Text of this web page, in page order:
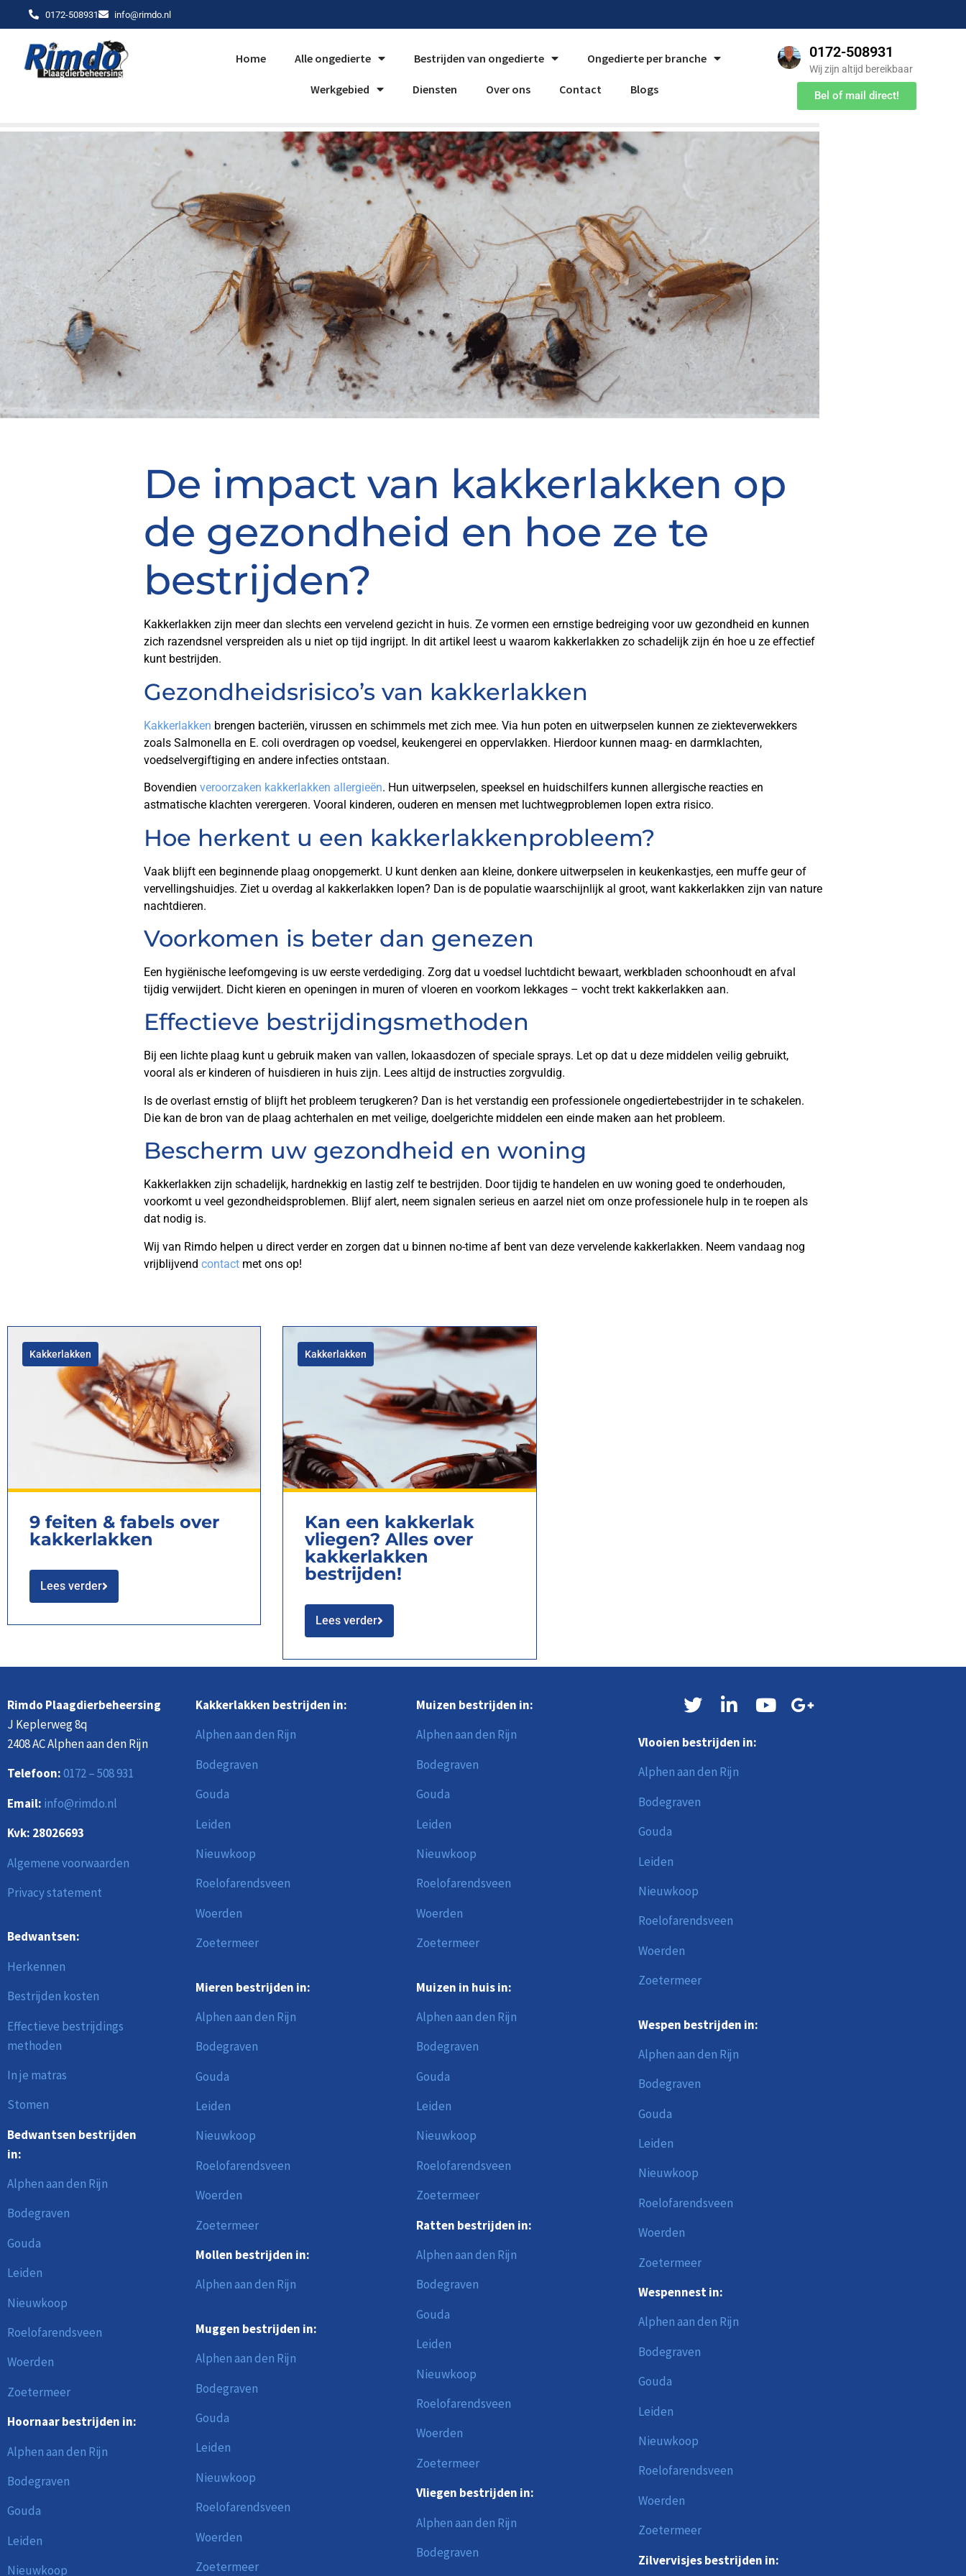
0172-508931 info@rimdo.nl
Home Alle ongedierte Bestrijden van ongedierte Ongedierte per branche
Werkgebied Diensten Over ons Contact Blogs
0172-508931
Wij zijn altijd bereikbaar
Bel of mail direct!
De impact van kakkerlakken op
de gezondheid en hoe ze te
bestrijden?
Kakkerlakken zijn meer dan slechts een vervelend gezicht in huis. Ze vormen een ernstige bedreiging voor uw gezondheid en kunnen
zich razendsnel verspreiden als u niet op tijd ingrijpt. In dit artikel leest u waarom kakkerlakken zo schadelijk zijn én hoe u ze effectief
kunt bestrijden.
Gezondheidsrisico’s van kakkerlakken
Kakkerlakken brengen bacteriën, virussen en schimmels met zich mee. Via hun poten en uitwerpselen kunnen ze ziekteverwekkers
zoals Salmonella en E. coli overdragen op voedsel, keukengerei en oppervlakken. Hierdoor kunnen maag- en darmklachten,
voedselvergiftiging en andere infecties ontstaan.
Bovendien veroorzaken kakkerlakken allergieën. Hun uitwerpselen, speeksel en huidschilfers kunnen allergische reacties en
astmatische klachten verergeren. Vooral kinderen, ouderen en mensen met luchtwegproblemen lopen extra risico.
Hoe herkent u een kakkerlakkenprobleem?
Vaak blijft een beginnende plaag onopgemerkt. U kunt denken aan kleine, donkere uitwerpselen in keukenkastjes, een muffe geur of
vervellingshuidjes. Ziet u overdag al kakkerlakken lopen? Dan is de populatie waarschijnlijk al groot, want kakkerlakken zijn van nature
nachtdieren.
Voorkomen is beter dan genezen
Een hygiënische leefomgeving is uw eerste verdediging. Zorg dat u voedsel luchtdicht bewaart, werkbladen schoonhoudt en afval
tijdig verwijdert. Dicht kieren en openingen in muren of vloeren en voorkom lekkages – vocht trekt kakkerlakken aan.
Effectieve bestrijdingsmethoden
Bij een lichte plaag kunt u gebruik maken van vallen, lokaasdozen of speciale sprays. Let op dat u deze middelen veilig gebruikt,
vooral als er kinderen of huisdieren in huis zijn. Lees altijd de instructies zorgvuldig.
Is de overlast ernstig of blijft het probleem terugkeren? Dan is het verstandig een professionele ongediertebestrijder in te schakelen.
Die kan de bron van de plaag achterhalen en met veilige, doelgerichte middelen een einde maken aan het probleem.
Bescherm uw gezondheid en woning
Kakkerlakken zijn schadelijk, hardnekkig en lastig zelf te bestrijden. Door tijdig te handelen en uw woning goed te onderhouden,
voorkomt u veel gezondheidsproblemen. Blijf alert, neem signalen serieus en aarzel niet om onze professionele hulp in te roepen als
dat nodig is.
Wij van Rimdo helpen u direct verder en zorgen dat u binnen no-time af bent van deze vervelende kakkerlakken. Neem vandaag nog
vrijblijvend contact met ons op!
Kakkerlakken
9 feiten & fabels over
kakkerlakken
Lees verder
Kakkerlakken
Kan een kakkerlak
vliegen? Alles over
kakkerlakken
bestrijden!
Lees verder
Rimdo Plaagdierbeheersing
J Keplerweg 8q
2408 AC Alphen aan den Rijn
Telefoon:0172 – 508 931
Email: info@rimdo.nl
Kvk: 28026693
Algemene voorwaarden
Privacy statement
Bedwantsen:
Herkennen
Bestrijden kosten
Effectieve bestrijdings
methoden
In je matras
Stomen
Bedwantsen bestrijden
in:
Alphen aan den Rijn
Bodegraven
Gouda
Leiden
Nieuwkoop
Roelofarendsveen
Woerden
Zoetermeer
Hoornaar bestrijden in:
Alphen aan den Rijn
Bodegraven
Gouda
Leiden
Nieuwkoop
Kakkerlakken bestrijden in:
Alphen aan den Rijn
Bodegraven
Gouda
Leiden
Nieuwkoop
Roelofarendsveen
Woerden
Zoetermeer
Mieren bestrijden in:
Alphen aan den Rijn
Bodegraven
Gouda
Leiden
Nieuwkoop
Roelofarendsveen
Woerden
Zoetermeer
Mollen bestrijden in:
Alphen aan den Rijn
Muggen bestrijden in:
Alphen aan den Rijn
Bodegraven
Gouda
Leiden
Nieuwkoop
Roelofarendsveen
Woerden
Zoetermeer
Muizen bestrijden in:
Alphen aan den Rijn
Bodegraven
Gouda
Leiden
Nieuwkoop
Roelofarendsveen
Woerden
Zoetermeer
Muizen in huis in:
Alphen aan den Rijn
Bodegraven
Gouda
Leiden
Nieuwkoop
Roelofarendsveen
Zoetermeer
Ratten bestrijden in:
Alphen aan den Rijn
Bodegraven
Gouda
Leiden
Nieuwkoop
Roelofarendsveen
Woerden
Zoetermeer
Vliegen bestrijden in:
Alphen aan den Rijn
Bodegraven
Vlooien bestrijden in:
Alphen aan den Rijn
Bodegraven
Gouda
Leiden
Nieuwkoop
Roelofarendsveen
Woerden
Zoetermeer
Wespen bestrijden in:
Alphen aan den Rijn
Bodegraven
Gouda
Leiden
Nieuwkoop
Roelofarendsveen
Woerden
Zoetermeer
Wespennest in:
Alphen aan den Rijn
Bodegraven
Gouda
Leiden
Nieuwkoop
Roelofarendsveen
Woerden
Zoetermeer
Zilvervisjes bestrijden in: